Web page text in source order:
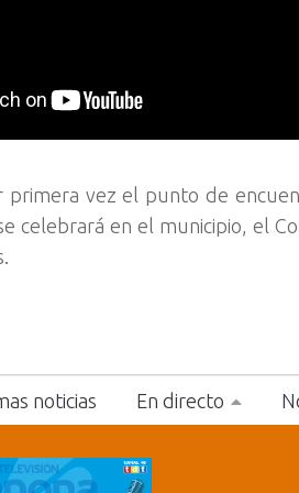
primera vez el punto de
celebrará en el municipio, el
noticias En directo